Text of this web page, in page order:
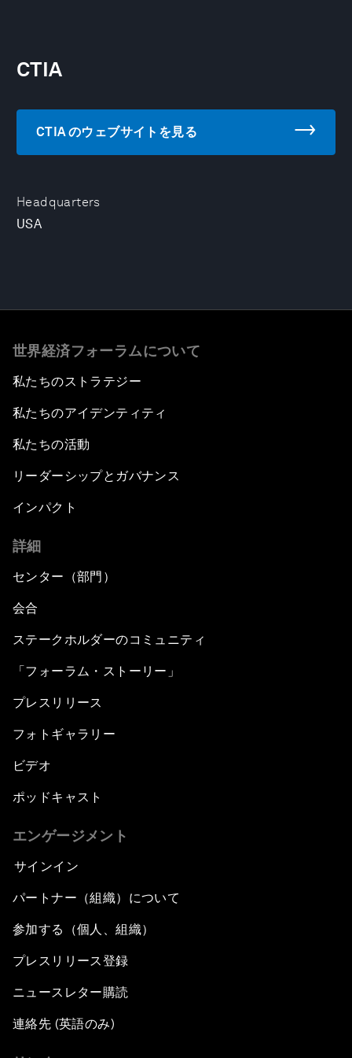
Headquarters
USA
CTIA
CTIA のウェブサイトを見る
世界経済フォーラムについて
私たちのストラテジー
私たちのアイデンティティ
私たちの活動
リーダーシップとガバナンス
インパクト
詳細
センター（部門）
会合
ステークホルダーのコミュニティ
「フォーラム・ストーリー」
プレスリリース
フォトギャラリー
ビデオ
ポッドキャスト
エンゲージメント
サインイン
パートナー（組織）について
参加する（個人、組織）
プレスリリース登録
ニュースレター購読
連絡先 (英語のみ)